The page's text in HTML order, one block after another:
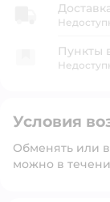
Пункты
Условия
Обменять или
можно в